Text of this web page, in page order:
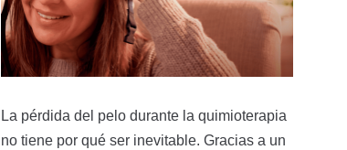
La pérdida del pelo durante la quimioterapia
no tiene por qué ser inevitable. Gracias a un